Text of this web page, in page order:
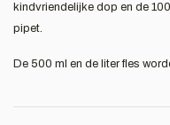
kindvriendelijke dop en de
pipet.
De 500 ml en de liter fles